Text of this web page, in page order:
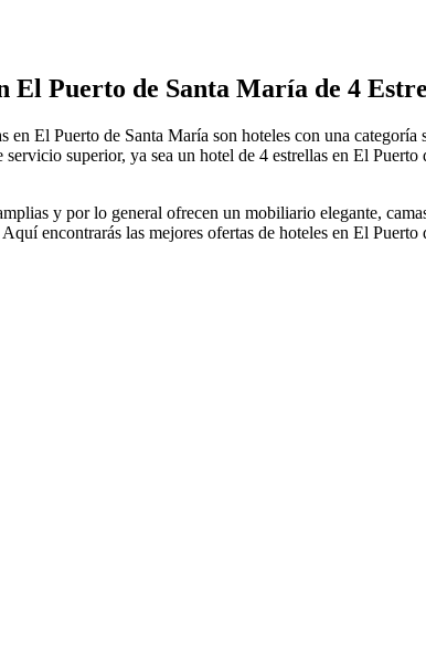
El Puerto de Santa María de 4
El Puerto de Santa María son hoteles con una
superior, ya sea un hotel de 4 estrellas en El
y por lo general ofrecen un mobiliario elegante,
encontrarás las mejores ofertas de hoteles en El Puerto